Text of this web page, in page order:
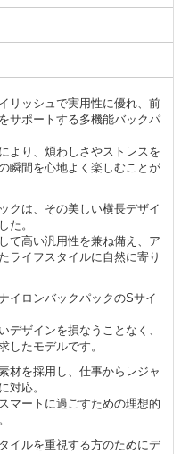
リッシュで実用性に優れ、前
サポートする多機能バックパ
より、煩わしさやストレスを
瞬間を心地よく楽しむことが
クは、その美しい横長デザイ
た。
て高い汎用性を兼ね備え、ア
ライフスタイルに自然に寄り
イロンバックパックのSサイ
デザインを損なうことなく、
したモデルです。
材を採用し、仕事からレジャ
対応。
マートに過ごすための理想的
イルを重視する方のためにデ